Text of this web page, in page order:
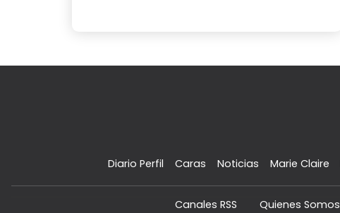
Diario Perfil Caras Noticias Marie Claire
Canales RSS Quienes Somos